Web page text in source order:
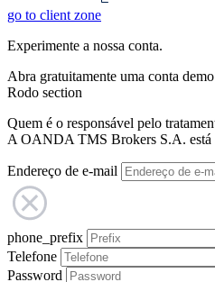
go to client zone
Experimente a nossa conta.
Abra gratuitamente uma conta
Rodo section
Quem é o responsável pelo
A OANDA TMS Brokers S.A. está
Endereço de e-mail
phone_prefix
Telefone
Password